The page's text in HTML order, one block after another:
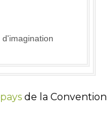
de la Convention